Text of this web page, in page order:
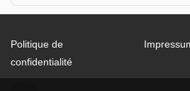
Politique de
confidentialité